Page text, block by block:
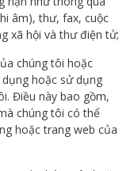
âm), thư, fax, cuộc
xã hội và thư điện tử;
chúng tôi hoặc
hoặc sử dụng
Điều này bao gồm,
chúng tôi có thể
hoặc trang web của